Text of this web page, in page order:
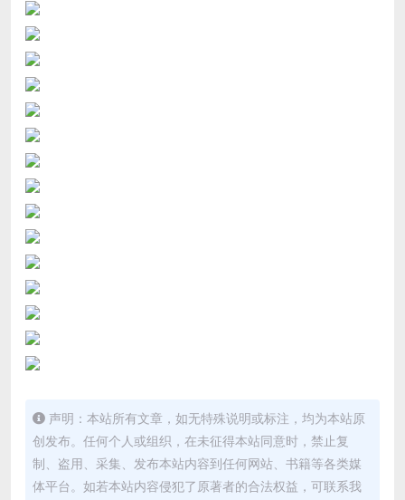
声明：本站所有文章，如无特殊说明或标注，均为本站原
创发布。任何个人或组织，在未征得本站同意时，禁止复
制、盗用、采集、发布本站内容到任何网站、书籍等各类媒
体平台。如若本站内容侵犯了原著者的合法权益，可联系我